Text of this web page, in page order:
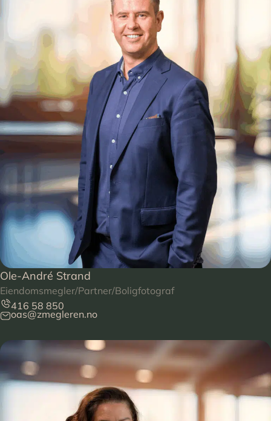
Ole-André Strand
Eiendomsmegler/Partner/Boligfotograf
416 58 850
oas@zmegleren.no